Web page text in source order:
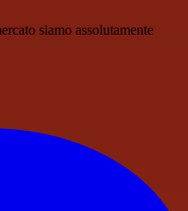
siamo assolutamente